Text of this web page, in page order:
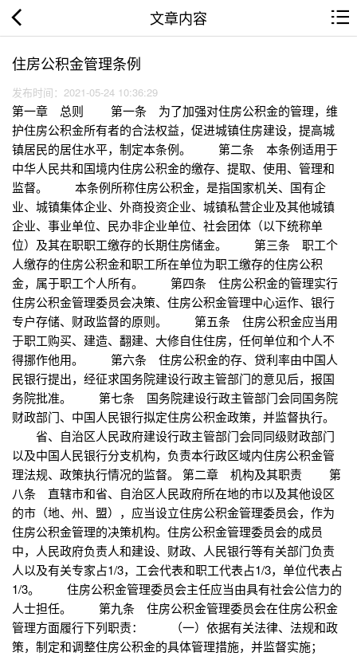
文章内容
住房公积金管理条例
发布时间：2021-05-24 10:36:29
第一章 总则 第一条 为了加强对住房公积金的管理，维
护住房公积金所有者的合法权益，促进城镇住房建设，提高城
镇居民的居住水平，制定本条例。 第二条 本条例适用于
中华人民共和国境内住房公积金的缴存、提取、使用、管理和
监督。 本条例所称住房公积金，是指国家机关、国有企
业、城镇集体企业、外商投资企业、城镇私营企业及其他城镇
企业、事业单位、民办非企业单位、社会团体（以下统称单
位）及其在职职工缴存的长期住房储金。 第三条 职工个
人缴存的住房公积金和职工所在单位为职工缴存的住房公积
金，属于职工个人所有。 第四条 住房公积金的管理实行
住房公积金管理委员会决策、住房公积金管理中心运作、银行
专户存储、财政监督的原则。 第五条 住房公积金应当用
于职工购买、建造、翻建、大修自住住房，任何单位和个人不
得挪作他用。 第六条 住房公积金的存、贷利率由中国人
民银行提出，经征求国务院建设行政主管部门的意见后，报国
务院批准。 第七条 国务院建设行政主管部门会同国务院
财政部门、中国人民银行拟定住房公积金政策，并监督执行。
省、自治区人民政府建设行政主管部门会同同级财政部门
以及中国人民银行分支机构，负责本行政区域内住房公积金管
理法规、政策执行情况的监督。 第二章 机构及其职责 第
八条 直辖市和省、自治区人民政府所在地的市以及其他设区
的市（地、州、盟），应当设立住房公积金管理委员会，作为
住房公积金管理的决策机构。住房公积金管理委员会的成员
中，人民政府负责人和建设、财政、人民银行等有关部门负责
人以及有关专家占1/3，工会代表和职工代表占1/3，单位代表占
1/3。 住房公积金管理委员会主任应当由具有社会公信力的
人士担任。 第九条 住房公积金管理委员会在住房公积金
管理方面履行下列职责： （一）依据有关法律、法规和政
策，制定和调整住房公积金的具体管理措施，并监督实施；